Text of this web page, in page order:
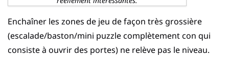
Enchaîner les zones de jeu de façon très grossière
(escalade/baston/mini puzzle complètement con qui
consiste à ouvrir des portes) ne relève pas le niveau.